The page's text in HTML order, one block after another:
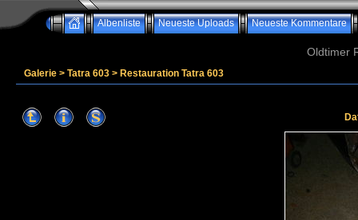
Albenliste Neueste Uploads Neueste Kommentare
Oldtimer
Galerie > Tatra 603 > Restauration Tatra 603